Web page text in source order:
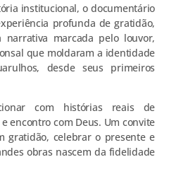
institucional, o documentário
profunda de gratidão,
narrativa marcada pelo louvor,
que moldaram a identidade
desde seus primeiros
com histórias reais de
encontro com Deus. Um convite
gratidão, celebrar o presente e
obras nascem da fidelidade